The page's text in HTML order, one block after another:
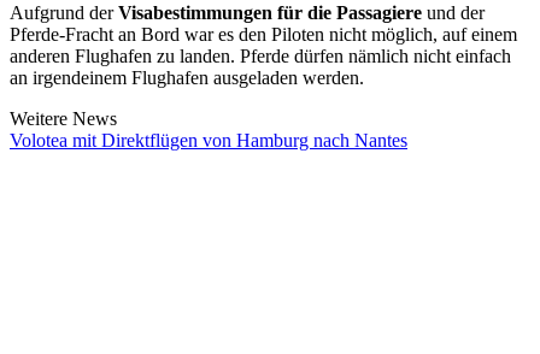
Aufgrund derVisabestimmungen für die Passagiere und der
Pferde-Fracht an Bord war es den Piloten nicht möglich, auf einem
anderen Flughafen zu landen. Pferde dürfen nämlich nicht einfach
an irgendeinem Flughafen ausgeladen werden.
Weitere News
Volotea mit Direktflügen von Hamburg nach Nantes